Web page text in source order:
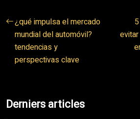
¿qué impulsa el mercado
mundial del automóvil?
tendencias y
perspectivas clave
Derniers articles